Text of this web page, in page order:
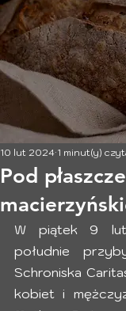
Pod
10 lut 2024 1 minut(y)
W piątek 9
południe
Schroniska
kobiet i